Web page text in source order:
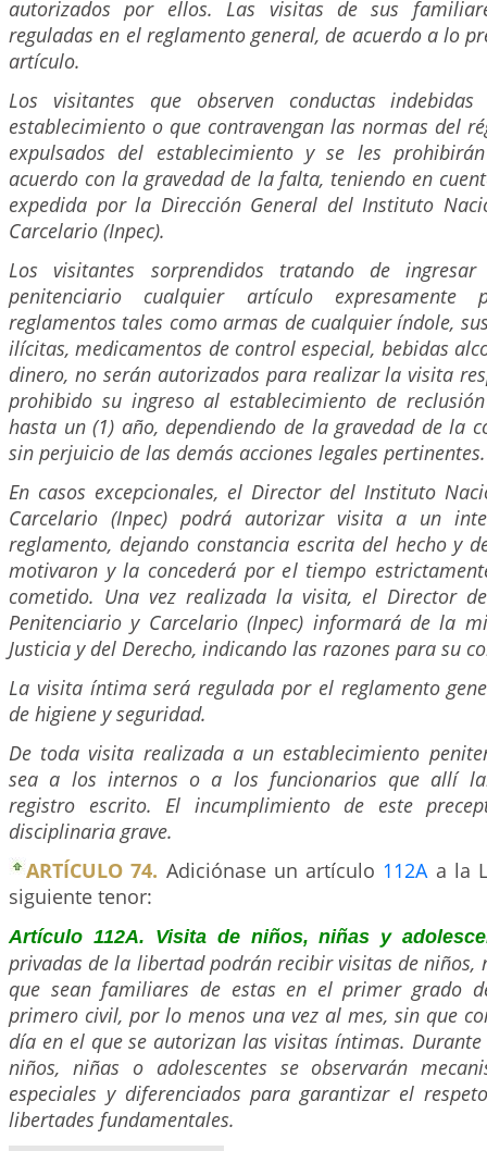
autorizados por ellos. Las visitas de sus
reguladas en el reglamento general, de acuerdo a lo
artículo.
Los visitantes que observen conductas
establecimiento o que contravengan las normas del
expulsados del establecimiento y se les
acuerdo con la gravedad de la falta, teniendo en
expedida por la Dirección General del Instituto
Carcelario (Inpec).
Los visitantes sorprendidos tratando de
penitenciario cualquier artículo
reglamentos tales como armas de cualquier índole,
ilícitas, medicamentos de control especial, bebidas
dinero, no serán autorizados para realizar la visita
prohibido su ingreso al establecimiento de
hasta un (1) año, dependiendo de la gravedad de la
sin perjuicio de las demás acciones legales pertinentes.
En casos excepcionales, el Director del Instituto
Carcelario (Inpec) podrá autorizar visita a un
reglamento, dejando constancia escrita del hecho y
motivaron y la concederá por el tiempo
cometido. Una vez realizada la visita, el Director
Penitenciario y Carcelario (Inpec) informará de la
Justicia y del Derecho, indicando las razones para su
La visita íntima será regulada por el reglamento
de higiene y seguridad.
De toda visita realizada a un establecimiento
sea a los internos o a los funcionarios que allí
registro escrito. El incumplimiento de este
disciplinaria grave.
ARTÍCULO 74. Adiciónase un artículo 112Aa la
siguiente tenor:
Artículo 112A. Visita de niños, niñas y
privadas de la libertad podrán recibir visitas de niños,
que sean familiares de estas en el primer grado
primero civil, por lo menos una vez al mes, sin que
día en el que se autorizan las visitas íntimas.
niños, niñas o adolescentes se observarán
especiales y diferenciados para garantizar el
libertades fundamentales.